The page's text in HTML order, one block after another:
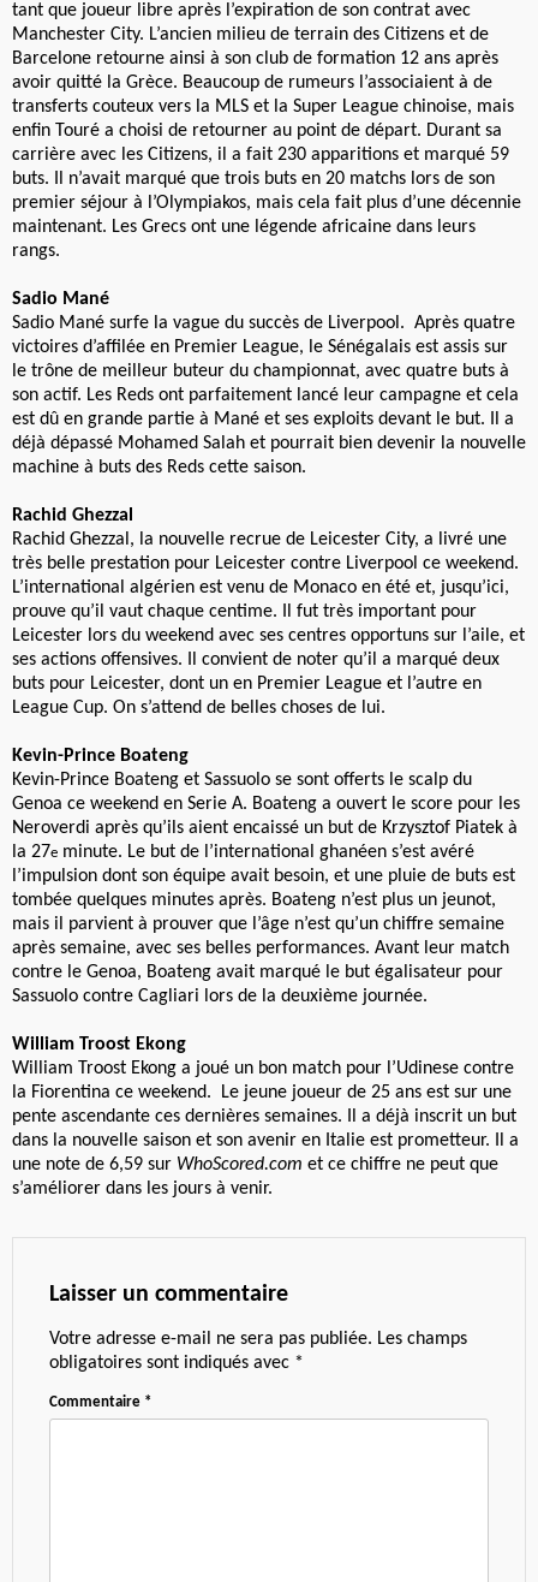
tant que joueur libre après l’expiration de son contrat avec
Manchester City. L’ancien milieu de terrain des Citizens et de
Barcelone retourne ainsi à son club de formation 12 ans après
avoir quitté la Grèce. Beaucoup de rumeurs l’associaient à de
transferts couteux vers la MLS et la Super League chinoise, mais
enfin Touré a choisi de retourner au point de départ. Durant sa
carrière avec les Citizens, il a fait 230 apparitions et marqué 59
buts. Il n’avait marqué que trois buts en 20 matchs lors de son
premier séjour à l’Olympiakos, mais cela fait plus d’une décennie
maintenant. Les Grecs ont une légende africaine dans leurs
rangs.
Sadio Mané
Sadio Mané surfe la vague du succès de Liverpool. Après quatre
victoires d’affilée en Premier League, le Sénégalais est assis sur
le trône de meilleur buteur du championnat, avec quatre buts à
son actif. Les Reds ont parfaitement lancé leur campagne et cela
est dû en grande partie à Mané et ses exploits devant le but. Il a
déjà dépassé Mohamed Salah et pourrait bien devenir la nouvelle
machine à buts des Reds cette saison.
Rachid Ghezzal
Rachid Ghezzal, la nouvelle recrue de Leicester City, a livré une
très belle prestation pour Leicester contre Liverpool ce weekend.
L’international algérien est venu de Monaco en été et, jusqu’ici,
prouve qu’il vaut chaque centime. Il fut très important pour
Leicester lors du weekend avec ses centres opportuns sur l’aile, et
ses actions offensives. Il convient de noter qu’il a marqué deux
buts pour Leicester, dont un en Premier League et l’autre en
League Cup. On s’attend de belles choses de lui.
Kevin-Prince Boateng
Kevin-Prince Boateng et Sassuolo se sont offerts le scalp du
Genoa ce weekend en Serie A. Boateng a ouvert le score pour les
Neroverdi après qu’ils aient encaissé un but de Krzysztof Piatek à
la 27e minute. Le but de l’international ghanéen s’est avéré
l’impulsion dont son équipe avait besoin, et une pluie de buts est
tombée quelques minutes après. Boateng n’est plus un jeunot,
mais il parvient à prouver que l’âge n’est qu’un chiffre semaine
après semaine, avec ses belles performances. Avant leur match
contre le Genoa, Boateng avait marqué le but égalisateur pour
Sassuolo contre Cagliari lors de la deuxième journée.
William Troost Ekong
William Troost Ekong a joué un bon match pour l’Udinese contre
la Fiorentina ce weekend. Le jeune joueur de 25 ans est sur une
pente ascendante ces dernières semaines. Il a déjà inscrit un but
dans la nouvelle saison et son avenir en Italie est prometteur. Il a
une note de 6,59 sur WhoScored.com et ce chiffre ne peut que
s’améliorer dans les jours à venir.
Laisser un commentaire
Votre adresse e-mail ne sera pas publiée. Les champs
obligatoires sont indiqués avec *
Commentaire *